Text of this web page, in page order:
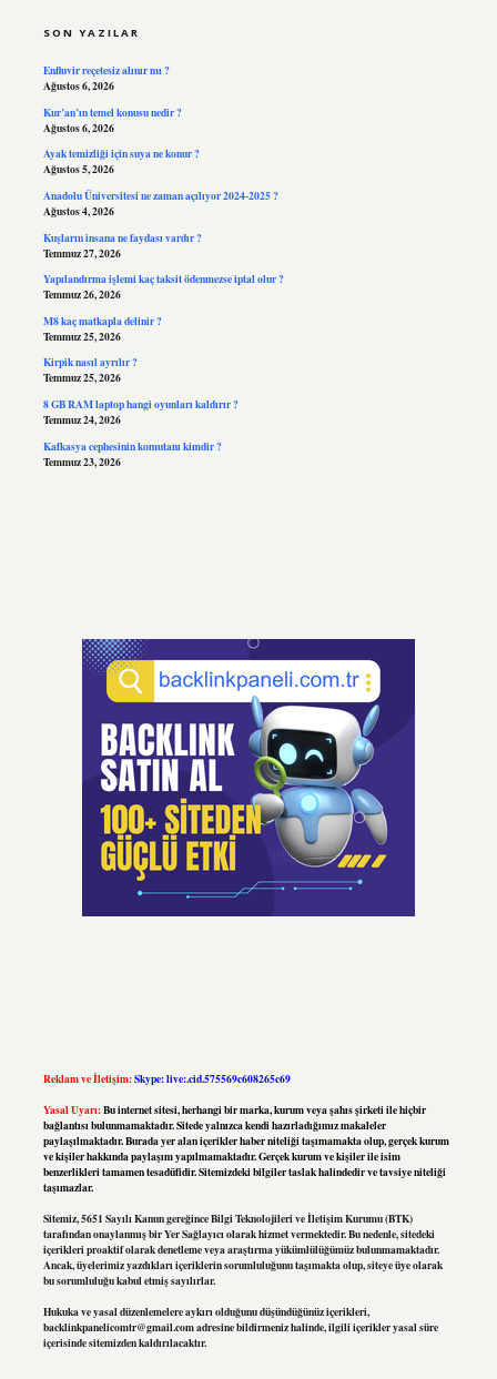
SON YAZILAR
Enfluvir reçetesiz alınır mı ?
Ağustos 6, 2026
Kur’an’ın temel konusu nedir ?
Ağustos 6, 2026
Ayak temizliği için suya ne konur ?
Ağustos 5, 2026
Anadolu Üniversitesi ne zaman açılıyor 2024-2025 ?
Ağustos 4, 2026
Kuşların insana ne faydası vardır ?
Temmuz 27, 2026
Yapılandırma işlemi kaç taksit ödenmezse iptal olur ?
Temmuz 26, 2026
M8 kaç matkapla delinir ?
Temmuz 25, 2026
Kirpik nasıl ayrılır ?
Temmuz 25, 2026
8 GB RAM laptop hangi oyunları kaldırır ?
Temmuz 24, 2026
Kafkasya cephesinin komutanı kimdir ?
Temmuz 23, 2026
Reklam ve İletişim:Skype: live:.cid.575569c608265c69
Yasal Uyarı:Bu internet sitesi, herhangi bir marka, kurum veya şahıs şirketi ile hiçbir
bağlantısı bulunmamaktadır. Sitede yalnızca kendi hazırladığımız makaleler
paylaşılmaktadır. Burada yer alan içerikler haber niteliği taşımamakta olup, gerçek kurum
ve kişiler hakkında paylaşım yapılmamaktadır. Gerçek kurum ve kişiler ile isim
benzerlikleri tamamen tesadüfidir. Sitemizdeki bilgiler taslak halindedir ve tavsiye niteliği
taşımazlar.
Sitemiz, 5651 Sayılı Kanun gereğince Bilgi Teknolojileri ve İletişim Kurumu (BTK)
tarafından onaylanmış bir Yer Sağlayıcı olarak hizmet vermektedir. Bu nedenle, sitedeki
içerikleri proaktif olarak denetleme veya araştırma yükümlülüğümüz bulunmamaktadır.
Ancak, üyelerimiz yazdıkları içeriklerin sorumluluğunu taşımakta olup, siteye üye olarak
bu sorumluluğu kabul etmiş sayılırlar.
Hukuka ve yasal düzenlemelere aykırı olduğunu düşündüğünüz içerikleri,
backlinkpanelicomtr@gmail.comadresine bildirmeniz halinde, ilgili içerikler yasal süre
içerisinde sitemizden kaldırılacaktır.